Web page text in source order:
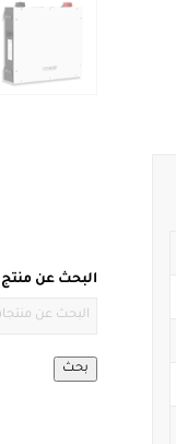
البحث عن منتج
بحث